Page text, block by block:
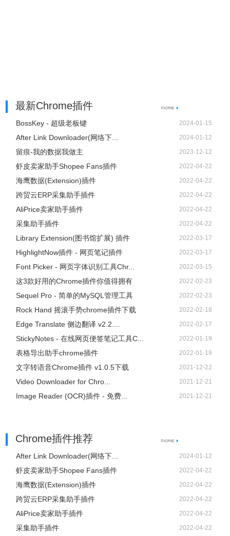
最新Chrome插件
BossKey - 超级老板键 2024-01-15
After Link Downloader(网络下... 2024-01-12
留痕-我的数据我做主 2023-12-12
虾皮卖家助手Shopee Fans插件 2022-04-22
海鹰数据(Extension)插件 2022-04-22
跨贸云ERP采集助手插件 2022-04-22
AliPrice卖家助手插件 2022-04-22
采集助手插件 2022-04-22
Library Extension(图书馆扩展) 插件 2022-03-17
HighlightNow插件 - 网页笔记插件 2022-03-17
Font Picker - 网页字体识别工具Chr... 2022-03-15
这3款好用的Chrome插件你值得拥有 2022-02-23
Sequel Pro - 简单的MySQL管理工具 2022-02-23
Rock Hand 摇滚手势chrome插件下载 2022-02-18
Edge Translate 侧边翻译 v2.2.... 2022-02-17
StickyNotes - 在线网页便签笔记工具C... 2022-01-19
表格导出助手chrome插件 2022-01-19
文字转语音Chrome插件 v1.0.5下载 2021-12-22
Video Downloader for Chro... 2021-12-21
Image Reader (OCR)插件 - 免费... 2021-12-21
Chrome插件推荐
After Link Downloader(网络下... 2024-01-12
虾皮卖家助手Shopee Fans插件 2022-04-22
海鹰数据(Extension)插件 2022-04-22
跨贸云ERP采集助手插件 2022-04-22
AliPrice卖家助手插件 2022-04-22
采集助手插件 2022-04-22